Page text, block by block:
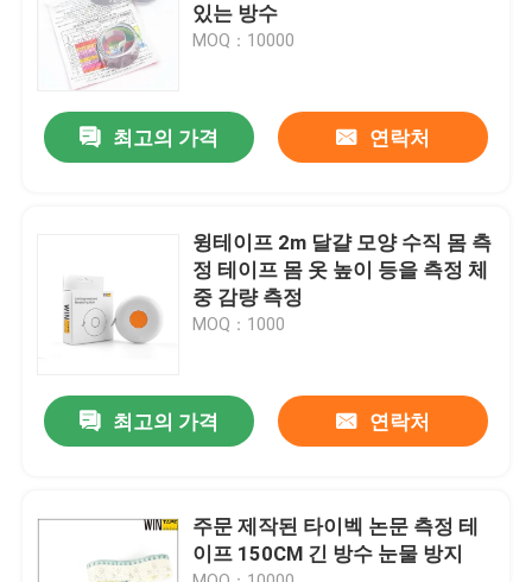
우리에 대하여
공장 여행
인용문을 요구하세요
줄자에게 입히기
개별적 재봉 줄자
있는 방수
MOQ：10000
최고의 가격 연락처
윙테이프 2m 달걀 모양 수직 몸 측
정 테이프 몸 옷 높이 등을 측정 체
중 감량 측정
MOQ：1000
최고의 가격 연락처
주문 제작된 타이벡 논문 측정 테
이프 150CM 긴 방수 눈물 방지